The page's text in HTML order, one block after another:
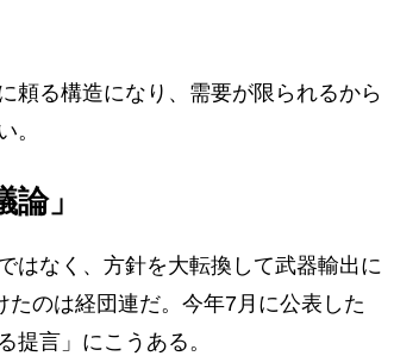
る構造になり、需要が限られるから
。
」
なく、方針を大転換して武器輸出に
たのは経団連だ。今年7月に公表した
提言」にこうある。